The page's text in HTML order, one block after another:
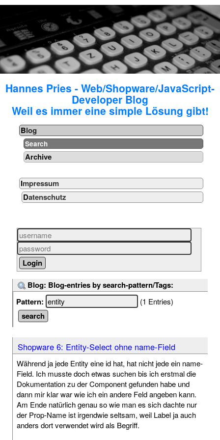
Hannes Pries - Web/Shopware/JavaScript-
Developer Blog
Weil es immer eine simple Lösung gibt!
Blog
Search
Archive
Impressum
Datenschutz
Blog: Blog-entries by search-pattern/Tags:
Pattern:
(1 Entries)
Shopware 6: Entity-Select ohne name-Field
Während ja jede Entity eine id hat, hat nicht jede ein name-
Field. Ich musste doch etwas suchen bis ich erstmal die
Dokumentation zu der Component gefunden habe und
dann mir klar war wie ich ein andere Feld angeben kann.
Am Ende natürlich genau so wie man es sich dachte nur
der Prop-Name ist irgendwie seltsam, weil Label ja auch
anders dort verwendet wird als Begriff.